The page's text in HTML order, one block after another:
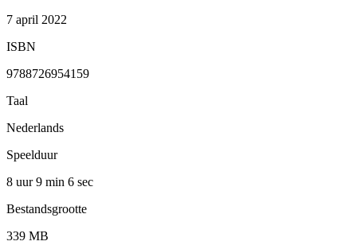
7 april 2022
ISBN
9788726954159
Taal
Nederlands
Speelduur
8 uur 9 min 6 sec
Bestandsgrootte
339 MB